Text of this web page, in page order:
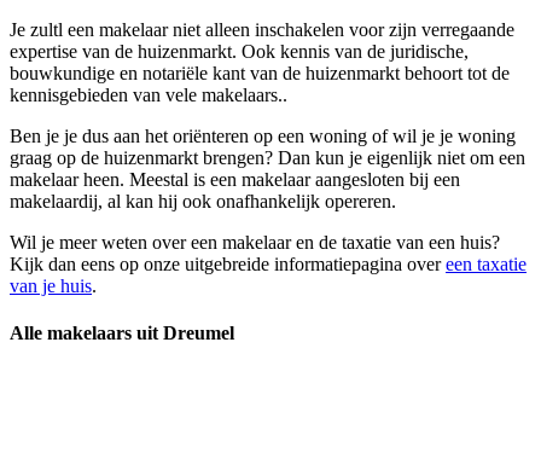
Je zultl een makelaar niet alleen inschakelen voor zijn verregaande
expertise van de huizenmarkt. Ook kennis van de juridische,
bouwkundige en notariële kant van de huizenmarkt behoort tot de
kennisgebieden van vele makelaars..
Ben je je dus aan het oriënteren op een woning of wil je je woning
graag op de huizenmarkt brengen? Dan kun je eigenlijk niet om een
makelaar heen. Meestal is een makelaar aangesloten bij een
makelaardij, al kan hij ook onafhankelijk opereren.
Wil je meer weten over een makelaar en de taxatie van een huis?
Kijk dan eens op onze uitgebreide informatiepagina overeen taxatie
van je huis.
Alle makelaars uit Dreumel